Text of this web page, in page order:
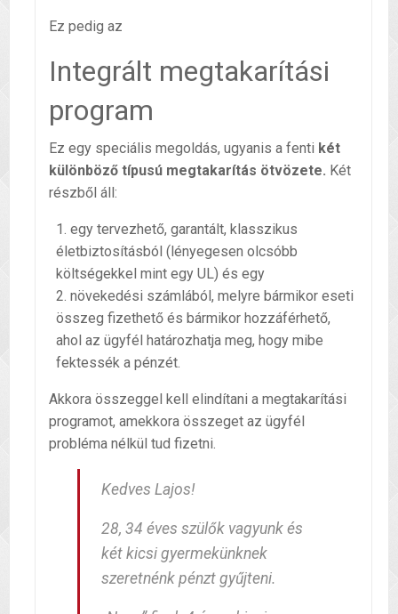
Ez pedig az
Integrált megtakarítási
program
Ez egy speciális megoldás, ugyanis a fenti két
különböző típusú megtakarítás ötvözete. Két
részből áll:
egy tervezhető, garantált, klasszikus
életbiztosításból (lényegesen olcsóbb
költségekkel mint egy UL) és egy
növekedési számlából, melyre bármikor eseti
összeg fizethető és bármikor hozzáférhető,
ahol az ügyfél határozhatja meg, hogy mibe
fektessék a pénzét.
Akkora összeggel kell elindítani a megtakarítási
programot, amekkora összeget az ügyfél
probléma nélkül tud fizetni.
Kedves Lajos!
28, 34 éves szülők vagyunk és
két kicsi gyermekünknek
szeretnénk pénzt gyűjteni.